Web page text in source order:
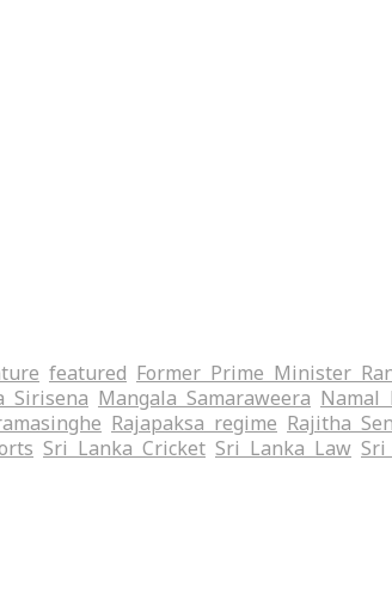
featured Former Prime Minister
Sirisena Mangala Samaraweera Namal
Rajapaksa regime Rajitha
Sri Lanka Cricket Sri Lanka Law Sri